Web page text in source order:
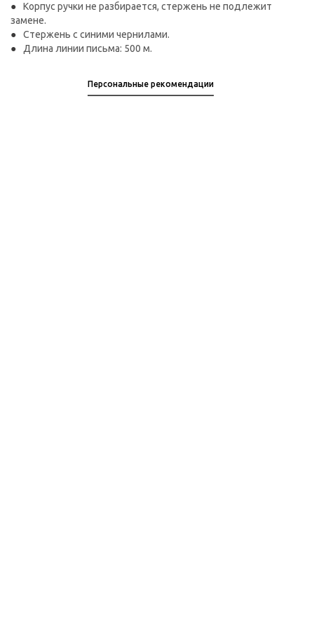
Корпус ручки не разбирается, стержень не подлежит
замене.
Стержень с синими чернилами.
Длина линии письма: 500 м.
Персональные рекомендации